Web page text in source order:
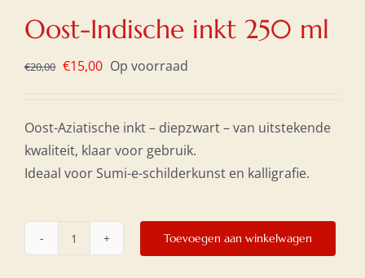
Oost-Indische inkt 250 ml
€20,00 Oorspronkelijke
€20,00.
€15,00Huidige
€15,00.
Op voorraad
Oost-Aziatische inkt – diepzwart – van uitstekende
kwaliteit, klaar voor gebruik.
Ideaal voor Sumi-e-schilderkunst en kalligrafie.
Oost-
Toevoegen aan winkelwagen